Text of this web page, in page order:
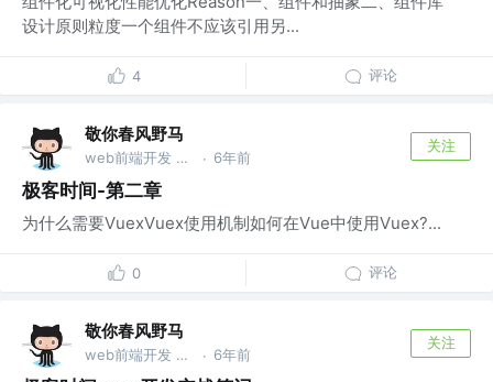
设计原则粒度一个组件不应该引用另...
4 评论
敬你春风野马
web前端开发 @wu · 6年前
关注
极客时间-第二章
为什么需要VuexVuex使用机制如何在Vue中使用Vuex?...
0 评论
敬你春风野马
web前端开发 @wu · 6年前
关注